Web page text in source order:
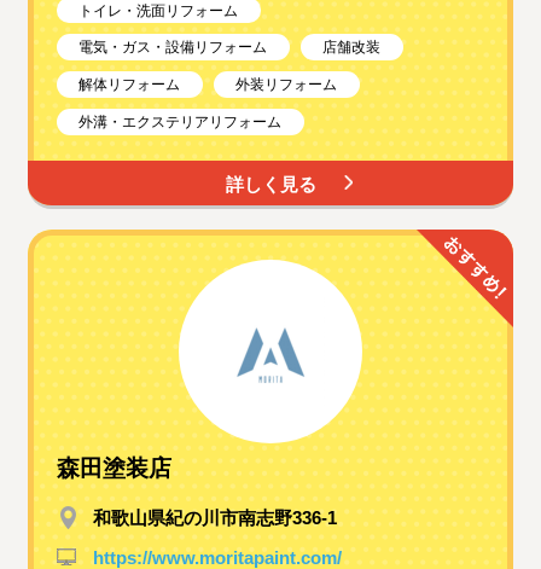
トイレ・洗面リフォーム
電気・ガス・設備リフォーム 店舗改装
解体リフォーム 外装リフォーム
外溝・エクステリアリフォーム
詳しく見る
森田塗装店
和歌山県紀の川市南志野336-1
https://www.moritapaint.com/